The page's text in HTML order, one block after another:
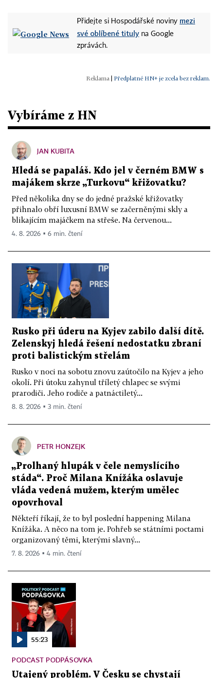
Přidejte si Hospodářské noviny mezi
své oblíbené tituly na Google
zprávách.
Předplatné HN+ je zcela bez reklam.
Vybíráme z HN
JAN KUBITA
Hledá se papaláš. Kdo jel v černém BMW s
majákem skrze „Turkovu“ křižovatku?
Před několika dny se do jedné pražské křižovatky
přihnalo obří luxusní BMW se začerněnými skly a
blikajícím majáčkem na střeše. Na červenou...
4. 8. 2026 ▪ 6 min. čtení
Rusko při úderu na Kyjev zabilo další dítě.
Zelenskyj hledá řešení nedostatku zbraní
proti balistickým střelám
Rusko v noci na sobotu znovu zaútočilo na Kyjev a jeho
okolí. Při útoku zahynul tříletý chlapec se svými
prarodiči. Jeho rodiče a patnáctiletý...
8. 8. 2026 ▪ 3 min. čtení
PETR HONZEJK
„Prolhaný hlupák v čele nemyslícího
stáda“. Proč Milana Knížáka oslavuje
vláda vedená mužem, kterým umělec
opovrhoval
Někteří říkají, že to byl poslední happening Milana
Knížáka. A něco na tom je. Pohřeb se státními poctami
organizovaný těmi, kterými slavný...
7. 8. 2026 ▪ 4 min. čtení
55:23
PODCAST PODPÁSOVKA
Utajený problém. V Česku se chystají